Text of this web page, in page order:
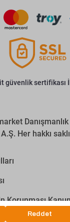
güvenlik sertifikası
Her hakkı
Korunması
Metni